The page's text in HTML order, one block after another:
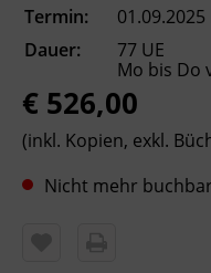
Kursformat
Präsenzunterricht
Leitung
Termin:
Dauer:
77 UE
Mo bis Do
€ 526,00
(inkl. Kopien, exkl.
Nicht mehr buchbar